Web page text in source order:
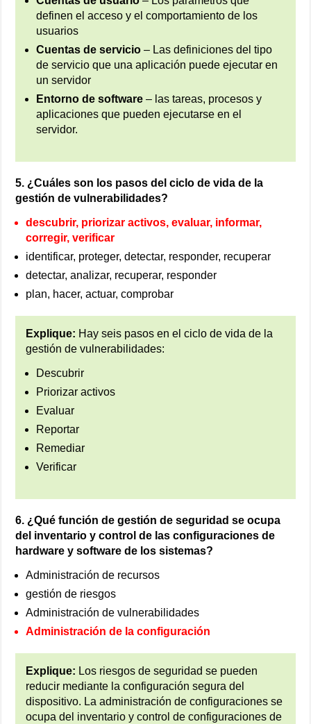
definen el acceso y el comportamiento de los
usuarios
Cuentas de servicio – Las definiciones del tipo
de servicio que una aplicación puede ejecutar en
un servidor
Entorno de software – las tareas, procesos y
aplicaciones que pueden ejecutarse en el
servidor.
5. ¿Cuáles son los pasos del ciclo de vida de la
gestión de vulnerabilidades?
descubrir, priorizar activos, evaluar, informar,
corregir, verificar
identificar, proteger, detectar, responder, recuperar
detectar, analizar, recuperar, responder
plan, hacer, actuar, comprobar
Explique: Hay seis pasos en el ciclo de vida de la
gestión de vulnerabilidades:
Descubrir
Priorizar activos
Evaluar
Reportar
Remediar
Verificar
6. ¿Qué función de gestión de seguridad se ocupa
del inventario y control de las configuraciones de
hardware y software de los sistemas?
Administración de recursos
gestión de riesgos
Administración de vulnerabilidades
Administración de la configuración
Explique: Los riesgos de seguridad se pueden
reducir mediante la configuración segura del
dispositivo. La administración de configuraciones se
ocupa del inventario y control de configuraciones de